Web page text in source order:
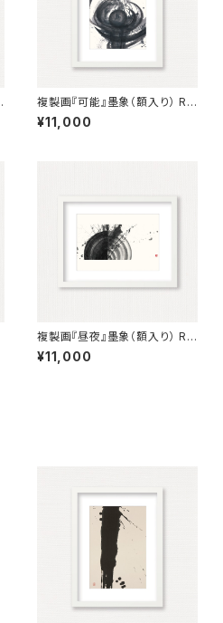
複製画『可能』墨象（額入り） Re
production painting「possi
ble」（Framed）
¥11,000
複製画『昼夜』墨象（額入り） Re
production painting「Dau &
Night」（Framed）
¥11,000